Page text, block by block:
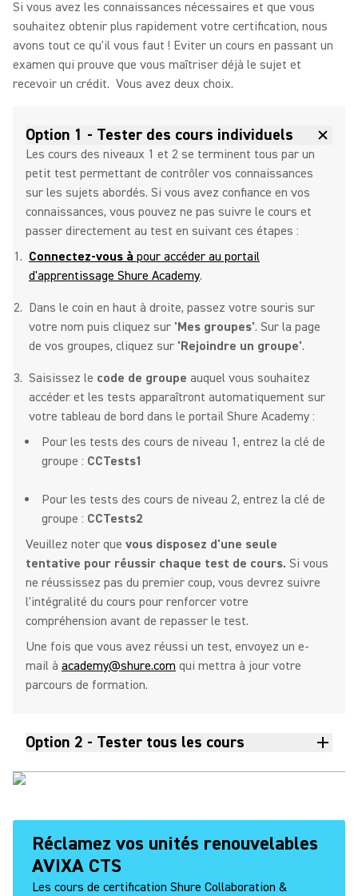
Si vous avez les connaissances nécessaires et que vous
souhaitez obtenir plus rapidement votre certification, nous
avons tout ce qu'il vous faut ! Eviter un cours en passant un
examen qui prouve que vous maîtriser déjà le sujet et
recevoir un crédit. Vous avez deux choix.
Option 1 - Tester des cours individuels
Les cours des niveaux 1 et 2 se terminent tous par un
petit test permettant de contrôler vos connaissances
sur les sujets abordés. Si vous avez confiance en vos
connaissances, vous pouvez ne pas suivre le cours et
passer directement au test en suivant ces étapes :
Connectez-vous à pour accéder au portail
d'apprentissage Shure Academy.
Dans le coin en haut à droite, passez votre souris sur
votre nom puis cliquez sur 'Mes groupes'. Sur la page
de vos groupes, cliquez sur 'Rejoindre un groupe'.
Saisissez le code de groupe auquel vous souhaitez
accéder et les tests apparaîtront automatiquement sur
votre tableau de bord dans le portail Shure Academy :
Pour les tests des cours de niveau 1, entrez la clé de
groupe : CCTests1
Pour les tests des cours de niveau 2, entrez la clé de
groupe : CCTests2
Veuillez noter que vous disposez d'une seule
tentative pour réussir chaque test de cours. Si vous
ne réussissez pas du premier coup, vous devrez suivre
l'intégralité du cours pour renforcer votre
compréhension avant de repasser le test.
Une fois que vous avez réussi un test, envoyez un e-
mail à academy@shure.com qui mettra à jour votre
parcours de formation.
Option 2 - Tester tous les cours
Réclamez vos unités renouvelables
AVIXA CTS
Les cours de certification Shure Collaboration &